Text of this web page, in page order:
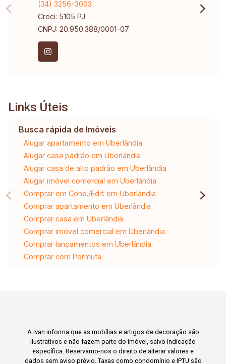
(34) 3256-3003
Creci: 5105 PJ
CNPJ: 20.950.388/0001-07
Links Úteis
Busca rápida de Imóveis
Alugar apartamento em Uberlândia
Alugar casa padrão em Uberlândia
Alugar casa de alto padrão em Uberlândia
Alugar imóvel comercial em Uberlândia
Comprar em Cond./Edif. em Uberlândia
Comprar apartamento em Uberlândia
Comprar casa em Uberlândia
Comprar imóvel comercial em Uberlândia
Comprar lançamentos em Uberlândia
Comprar com Permuta
A Ivan informa que as mobílias e artigos de decoração são
ilustrativos e não fazem parte do imóvel, salvo indicação
específica. Reservamo-nos o direito de alterar valores e
dados sem aviso prévio. Taxas como condomínio e IPTU são